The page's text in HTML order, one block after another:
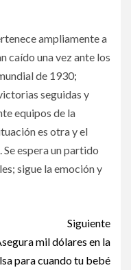
ampliamente a
caído una vez ante los
de 1930;
seguidas y
equipos de la
es otra y el
espera un partido
sigue la emoción y
Siguiente
mil dólares en la
para cuando tu bebé